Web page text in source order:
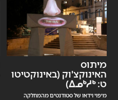
מיתוס
האינוקצ'וק (באינוקטיטו
ט: ᐃᓄᒃᓱᒃ)
מיפוי וידאו של סטודנטים מהמחלקה